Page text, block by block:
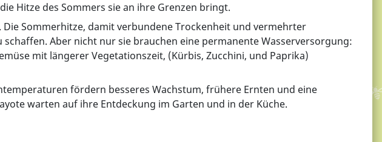
Hitze des Sommers sie an ihre Grenzen bringt.
Sommerhitze, damit verbundene Trockenheit und vermehrter
Aber nicht nur sie brauchen eine permanente Wasserversorgung:
mit längerer Vegetationszeit, (Kürbis, Zucchini, und Paprika)
fördern besseres Wachstum, frühere Ernten und eine
warten auf ihre Entdeckung im Garten und in der Küche.